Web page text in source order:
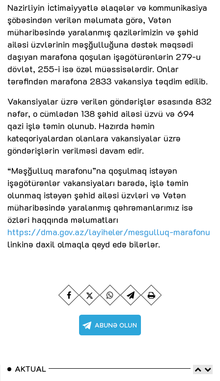
Nazirliyin İctimaiyyətlə əlaqələr və kommunikasiya
şöbəsindən verilən məlumata görə, Vətən
müharibəsində yaralanmış qazilərimizin və şəhid
ailəsi üzvlərinin məşğulluğuna dəstək məqsədi
daşıyan marafona qoşulan işəgötürənlərin 279-u
dövlət, 255-i isə özəl müəssisələrdir. Onlar
tərəfindən marafona 2833 vakansiya təqdim edilib.
Vakansiyalar üzrə verilən göndərişlər əsasında 832
nəfər, o cümlədən 138 şəhid ailəsi üzvü və 694
qazi işlə təmin olunub. Hazırda həmin
kateqoriyalardan olanlara vakansiyalar üzrə
göndərişlərin verilməsi davam edir.
“Məşğulluq marafonu”na qoşulmaq istəyən
işəgötürənlər vakansiyaları barədə, işlə təmin
olunmaq istəyən şəhid ailəsi üzvləri və Vətən
müharibəsində yaralanmış qəhrəmanlarımız isə
özləri haqqında məlumatları
https://dma.gov.az/layiheler/mesgulluq-marafonu
linkinə daxil olmaqla qeyd edə bilərlər.
AKTUAL